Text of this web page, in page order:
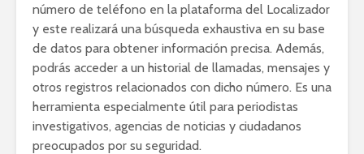
número de teléfono en la plataforma del Localizador
y este realizará una búsqueda exhaustiva en su base
de datos para obtener información precisa. Además,
podrás acceder a un historial de llamadas, mensajes y
otros registros relacionados con dicho número. Es una
herramienta especialmente útil para periodistas
investigativos, agencias de noticias y ciudadanos
preocupados por su seguridad.